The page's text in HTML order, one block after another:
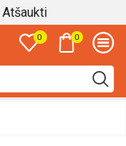
Atšaukti
0 0